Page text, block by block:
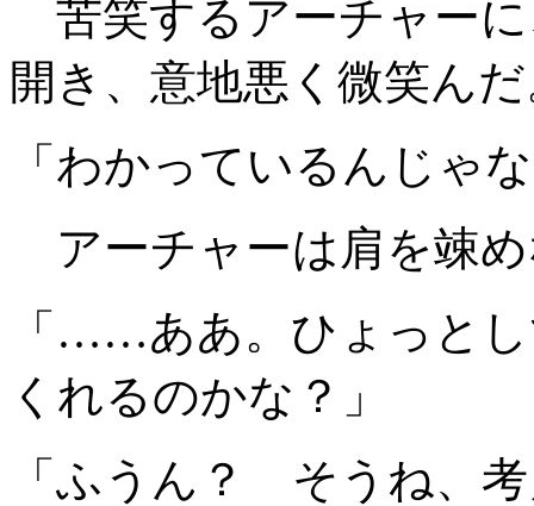
苦笑するアーチャー
開き、意地悪く微笑ん
「わかっているんじゃ
アーチャーは肩を竦
「……ああ。ひょっと
くれるのかな？」
「ふうん？ そうね、